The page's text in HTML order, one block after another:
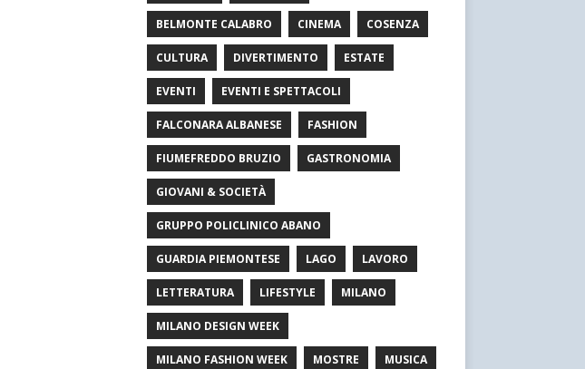
BELMONTE CALABRO CINEMA COSENZA
CULTURA DIVERTIMENTO ESTATE
EVENTI EVENTI E SPETTACOLI
FALCONARA ALBANESE FASHION
FIUMEFREDDO BRUZIO GASTRONOMIA
GIOVANI & SOCIETÀ
GRUPPO POLICLINICO ABANO
GUARDIA PIEMONTESE LAGO LAVORO
LETTERATURA LIFESTYLE MILANO
MILANO DESIGN WEEK
MILANO FASHION WEEK MOSTRE MUSICA